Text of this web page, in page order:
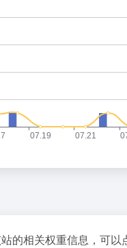
的相关权重信息，可以